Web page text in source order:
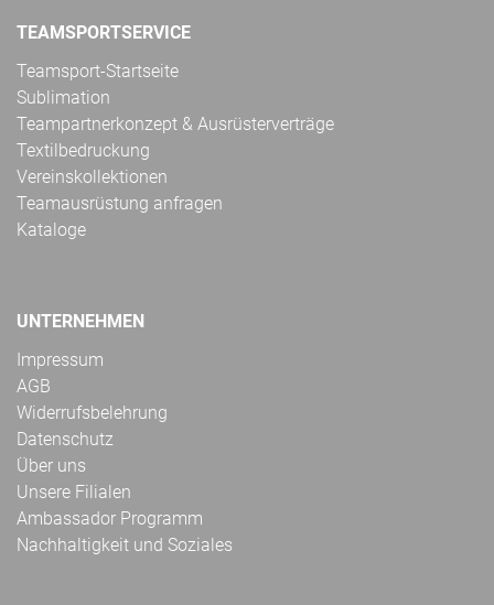
TEAMSPORTSERVICE
Teamsport-Startseite
Sublimation
Teampartnerkonzept & Ausrüsterverträge
Textilbedruckung
Vereinskollektionen
Teamausrüstung anfragen
Kataloge
UNTERNEHMEN
Impressum
AGB
Widerrufsbelehrung
Datenschutz
Über uns
Unsere Filialen
Ambassador Programm
Nachhaltigkeit und Soziales